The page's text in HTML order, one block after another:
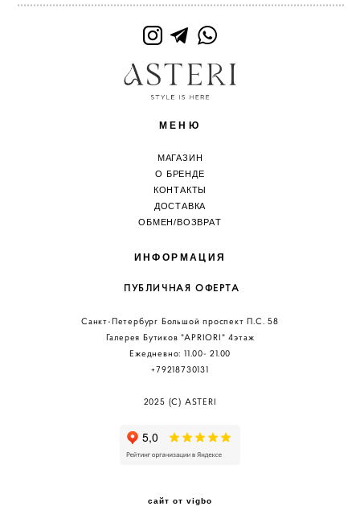
МЕНЮ
МАГАЗИН
О БРЕНДЕ
КОНТАКТЫ
ДОСТАВКА
ОБМЕН/ВОЗВРАТ
ИНФОРМАЦИЯ
ПУБЛИЧНАЯ ОФЕРТА
Санкт-Петербург Большой проспект П.С. 58
Галерея Бутиков "АPRIORI" 4этаж
Ежедневно: 11.00- 21.00
+79218730131
2025 (C) ASTERI
сайт от vigbo